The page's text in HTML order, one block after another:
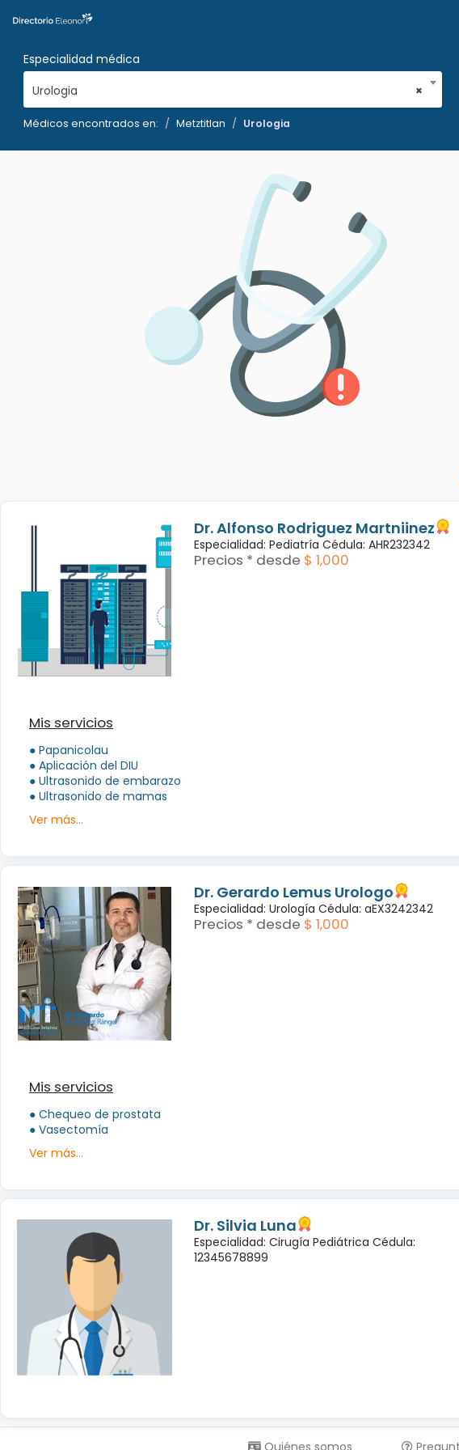
Especialidad médica
×
Urologia
Médicos encontrados en: Metztitlan Urologia
Dr. Alfonso Rodriguez Martniinez
Especialidad: Pediatría Cédula: AHR232342
Precios * desde $ 1,000
Mis servicios
● Papanicolau
● Aplicación del DIU
● Ultrasonido de embarazo
● Ultrasonido de mamas
Ver más...
Dr. Gerardo Lemus Urologo
Especialidad: Urología Cédula: aEX3242342
Precios * desde $ 1,000
Mis servicios
● Chequeo de prostata
● Vasectomía
Ver más...
Dr. Silvia Luna
Especialidad: Cirugía Pediátrica Cédula:
12345678899
Quiénes somos